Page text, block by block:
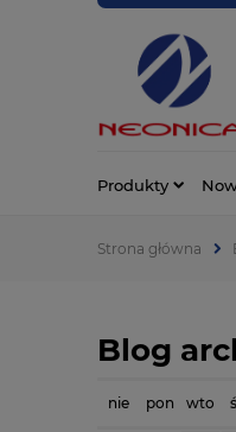
Produkty
Strona główna
Blog
nie pon wto